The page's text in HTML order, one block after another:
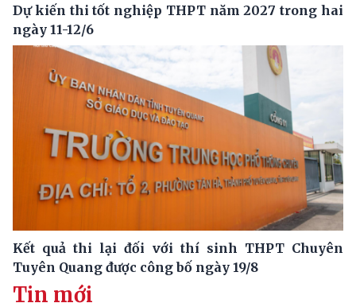
Dự kiến thi tốt nghiệp THPT năm 2027 trong hai
ngày 11-12/6
Kết quả thi lại đối với thí sinh THPT Chuyên
Tuyên Quang được công bố ngày 19/8
Tin mới